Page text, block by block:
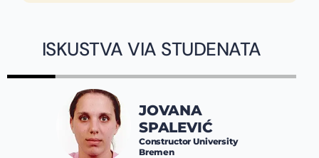
ISKUSTVA VIA STUDENATA
JOVANA
SPALEVIĆ
Constructor University
Bremen